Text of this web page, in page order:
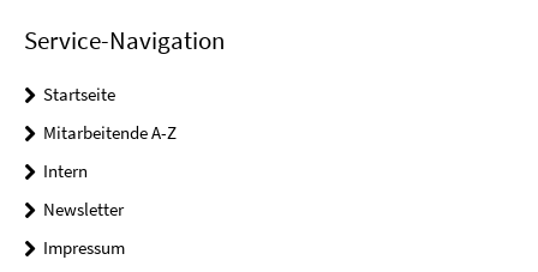
Service-Navigation
Startseite
Mitarbeitende A-Z
Intern
Newsletter
Impressum